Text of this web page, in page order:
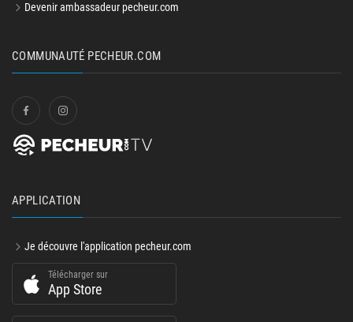
Devenir ambassadeur pecheur.com
COMMUNAUTÉ PECHEUR.COM
APPLICATION
Je découvre l'application pecheur.com
Télécharger sur
App Store